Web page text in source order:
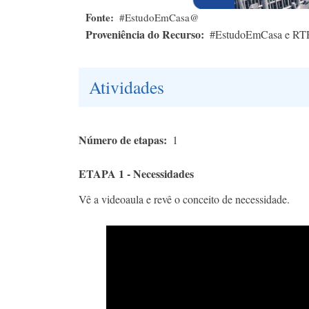
Fonte #EstudoEmCasa@
Proveniência do Recurso #EstudoEmCasa e
Atividades
Número de etapas 1
ETAPA 1 - Necessidades
Vê a videoaula e revê o conceito de necessidade.